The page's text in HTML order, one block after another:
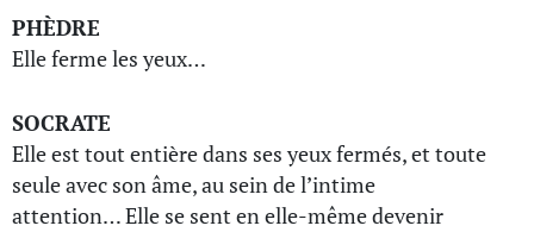
PHÈDRE
Elle ferme les yeux…
SOCRATE
Elle est tout entière dans ses yeux fermés, et toute
seule avec son âme, au sein de l’intime
attention… Elle se sent en elle-même devenir